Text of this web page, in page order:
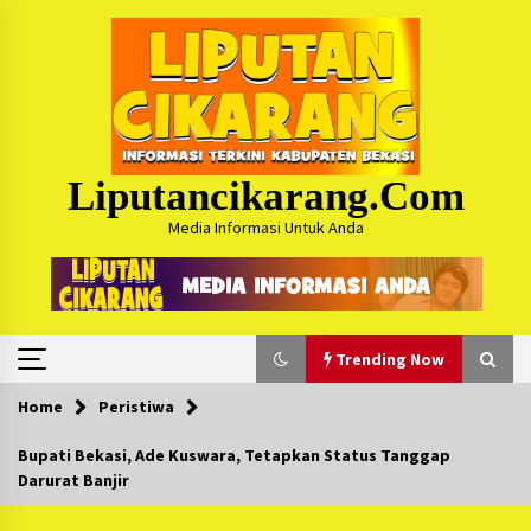
Liputancikarang.com
Media Informasi Untuk Anda
Trending Now
Trending Now
Home Peristiwa
Bupati Bekasi, Ade Kuswara, Tetapkan Status Tanggap
Darurat Banjir